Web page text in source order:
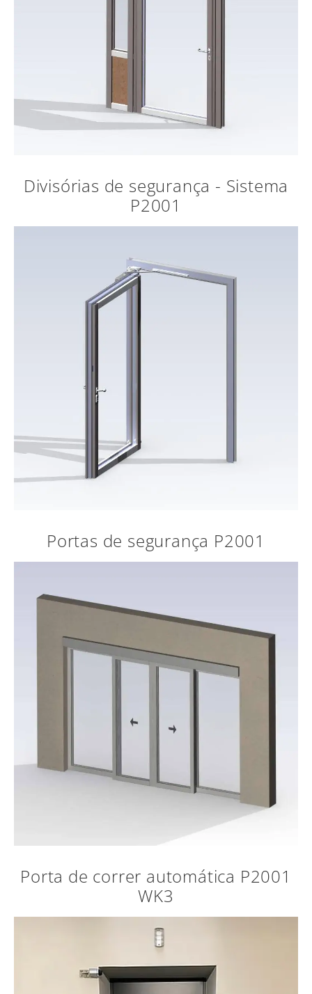
Divisórias de segurança - Sistema
P2001
Portas de segurança P2001
Porta de correr automática P2001
WK3